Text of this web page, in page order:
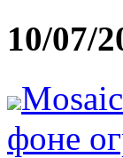
10/07/
фоне